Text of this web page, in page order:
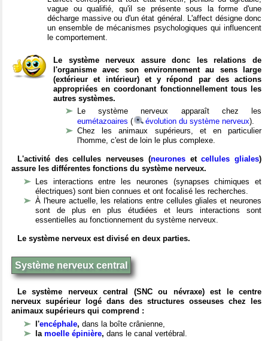
vague ou qualifié, qu'il se présente sous la forme d'une
décharge massive ou d'un état général. L'affect désigne donc
un ensemble de mécanismes psychologiques qui influencent
le comportement.
Le système nerveux assure donc les relations de
l'organisme avec son environnement au sens large
(extérieur et intérieur) et y répond par des actions
appropriées en coordonant fonctionnellement tous les
autres systèmes.
Le système nerveux apparaît chez les
eumétazoaires ( évolution du système nerveux).
Chez les animaux supérieurs, et en particulier
l'homme, c'est de loin le plus complexe.
L'activité des cellules nerveuses (neuronesetcellules gliales)
assure les différentes fonctions du système nerveux.
Les interactions entre les neurones (synapses chimiques et
électriques) sont bien connues et ont focalisé les recherches.
À l'heure actuelle, les relations entre cellules gliales et neurones
sont de plus en plus étudiées et leurs interactions sont
essentielles au fonctionnement du système nerveux.
Le système nerveux est divisé en deux parties.
Système nerveux central
Le système nerveux central (SNC ou névraxe) est le centre
nerveux supérieur logé dans des structures osseuses chez les
animaux supérieurs qui comprend :
l'encéphale, dans la boîte crânienne,
la moelle épinière, dans le canal vertébral.